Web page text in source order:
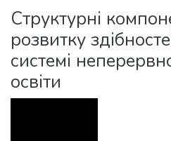
Statistics
Структурні
розвитку
системі
освіти